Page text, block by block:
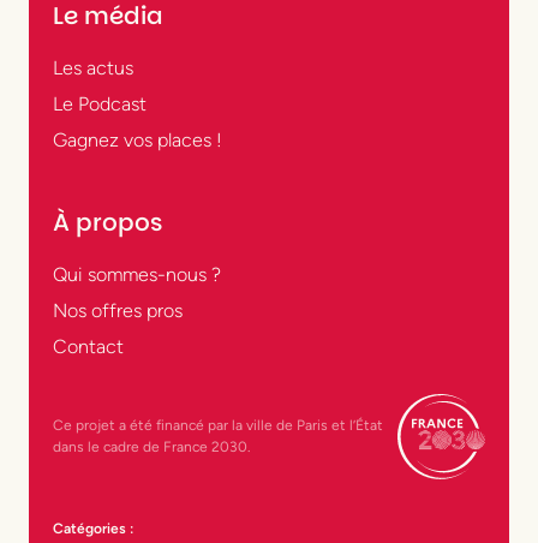
Le média
Les actus
Le Podcast
Gagnez vos places !
À propos
Qui sommes-nous ?
Nos offres pros
Contact
Ce projet a été financé par la ville de Paris et l’État
dans le cadre de France 2030.
Catégories :